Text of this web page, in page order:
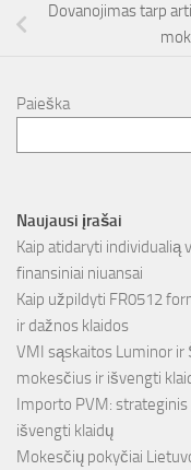
Dovanojimas tarp
Paieška
Naujausi įrašai
Kaip atidaryti individualią
finansiniai niuansai
Kaip užpildyti FR0512
ir dažnos klaidos
VMI sąskaitos Luminor ir
mokesčius ir išvengti
Importo PVM:
išvengti klaidų
Mokesčių pokyčiai